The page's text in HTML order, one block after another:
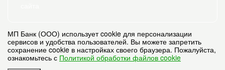
МП Банк (ООО) использует cookie для персонализации
сервисов и удобства пользователей. Вы можете запретить
сохранение cookie в настройках своего браузера. Пожалуйста,
ознакомьтесь с Политикой обработки файлов cookie